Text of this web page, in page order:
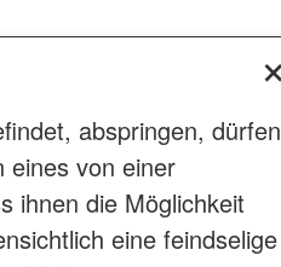
abspringen, dürfen
eines von einer
ihnen die Möglichkeit
eine feindselige